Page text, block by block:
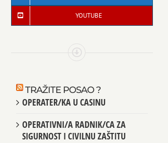
YOUTUBE
TRAŽITE POSAO ?
OPERATER/KA U CASINU
OPERATIVNI/A RADNIK/CA ZA
SIGURNOST I CIVILNU ZAŠTITU